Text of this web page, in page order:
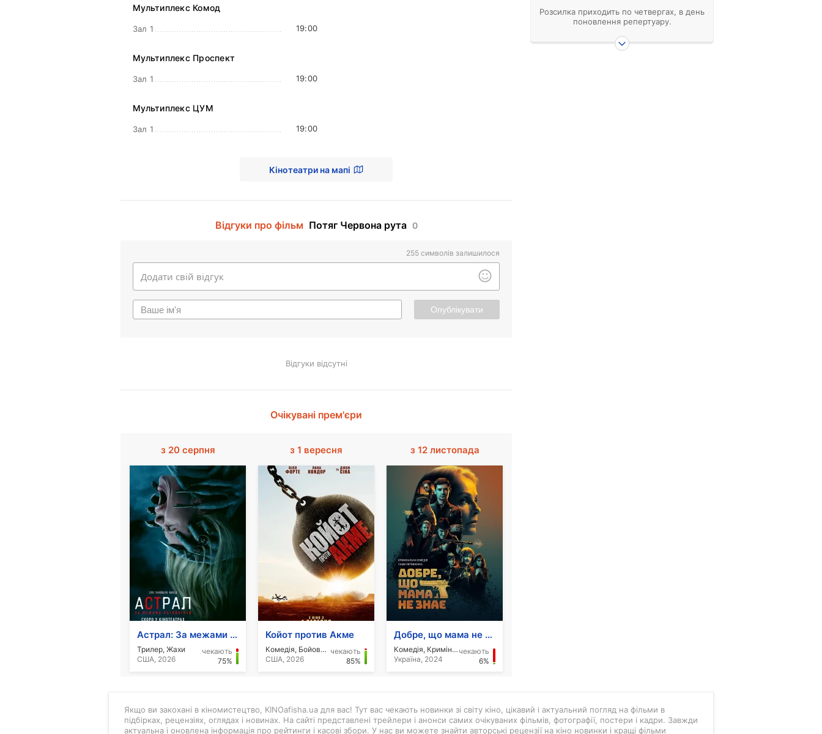
Мультиплекс Комод
Зал 1 19:00
Мультиплекс Проспект
Зал 1 19:00
Мультиплекс ЦУМ
Зал 1 19:00
Кінотеатри на мапі
Відгуки про фільм Потяг Червона рута 0
255 символів залишилося
Опублікувати
Відгуки відсутні
Очікувані прем'єри
з 20 серпня
Астрал: За межами Потойбіччя
Трилер, Жахи
США, 2026
чекають
75%
з 1 вересня
Койот против Акме
Комедія, Бойовик, Мультфільм
США, 2026
чекають
85%
з 12 листопада
Добре, що мама не знає
Комедія, Кримінал
Україна, 2024
чекають
6%
Розсилка приходить по четвергах, в день
поновлення репертуару.
Якщо ви закохані в кіномистецтво, KINOafisha.ua для вас! Тут вас чекають новинки зі світу кіно, цікавий і актуальний погляд на фільми в
підбірках, рецензіях, оглядах і новинах. На сайті представлені трейлери і анонси самих очікуваних фільмів, фотографії, постери і кадри. Завжди
актуальна і оновлена інформація про рейтинги і касові збори. У нас ви можете знайти авторські рецензії на кіно новинки і кращі фільми